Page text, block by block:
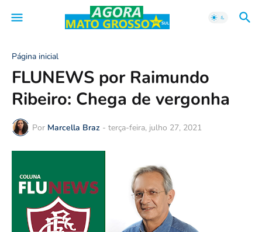
Página inicial
FLUNEWS por Raimundo
Ribeiro: Chega de vergonha
Por Marcella Braz - terça-feira, julho 27, 2021